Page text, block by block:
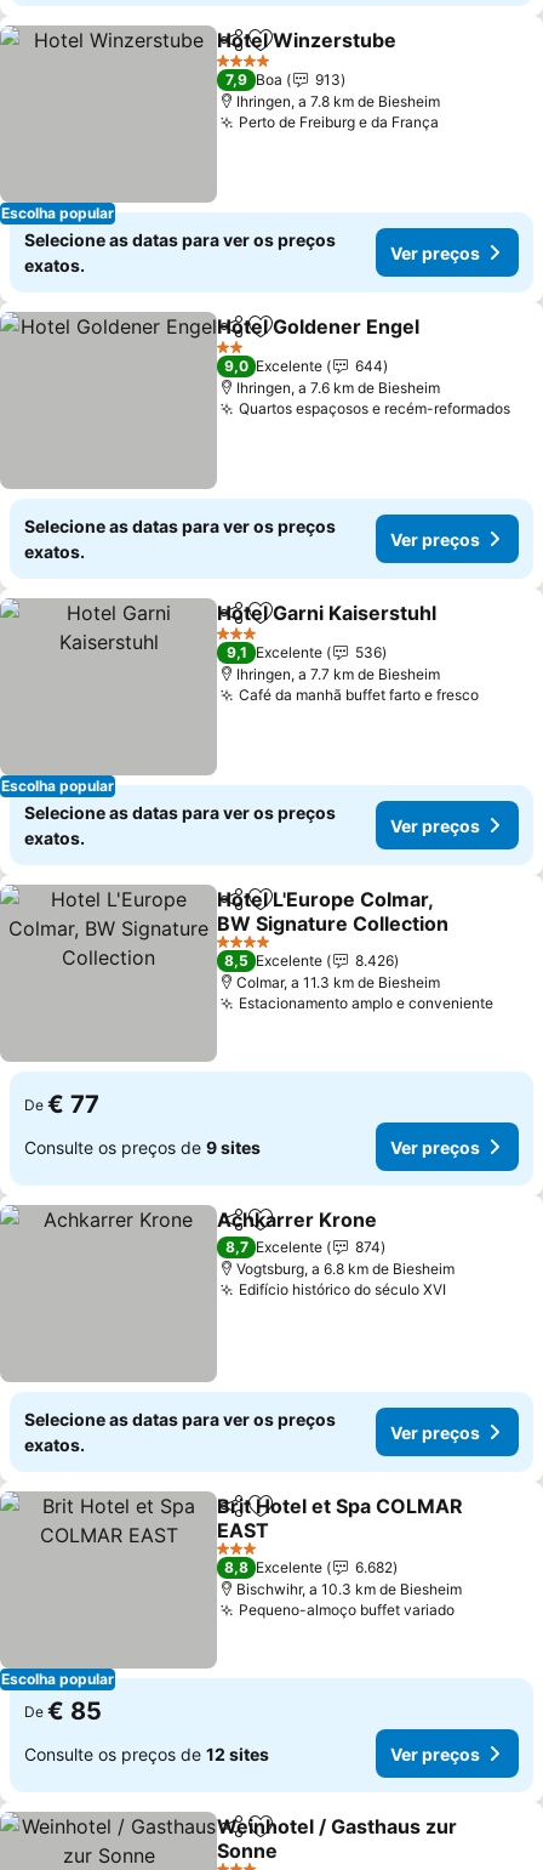
Escolha popular
PartilharAdicionar aos favoritos
Hotel Winzerstube
4 Estrelas
7,9 Boa
913
Ihringen, a 7.8 km de Biesheim
Perto de Freiburg e da França
Selecione as datas para ver os preços
exatos.
Ver preços
PartilharAdicionar aos favoritos
Hotel Goldener Engel
2 Estrelas
9,0 Excelente
644
Ihringen, a 7.6 km de Biesheim
Quartos espaçosos e recém-reformados
Selecione as datas para ver os preços
exatos.
Ver preços
Escolha popular
PartilharAdicionar aos favoritos
Hotel Garni Kaiserstuhl
3 Estrelas
9,1 Excelente
536
Ihringen, a 7.7 km de Biesheim
Café da manhã buffet farto e fresco
Selecione as datas para ver os preços
exatos.
Ver preços
PartilharAdicionar aos favoritos
Hotel L'Europe Colmar,
BW Signature Collection
4 Estrelas
8,5 Excelente
8.426
Colmar, a 11.3 km de Biesheim
Estacionamento amplo e conveniente
De € 77
Consulte os preços de 9 sites Ver preços
PartilharAdicionar aos favoritos
Achkarrer Krone
8,7 Excelente
874
Vogtsburg, a 6.8 km de Biesheim
Edifício histórico do século XVI
Selecione as datas para ver os preços
exatos.
Ver preços
Escolha popular
PartilharAdicionar aos favoritos
Brit Hotel et Spa COLMAR
EAST
3 Estrelas
8,8 Excelente
6.682
Bischwihr, a 10.3 km de Biesheim
Pequeno-almoço buffet variado
De € 85
Consulte os preços de 12 sites Ver preços
PartilharAdicionar aos favoritos
Weinhotel / Gasthaus zur
Sonne